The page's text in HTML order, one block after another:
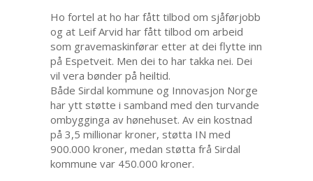
Ho fortel at ho har fått tilbod om sjåførjobb
og at Leif Arvid har fått tilbod om arbeid
som gravemaskinførar etter at dei flytte inn
på Espetveit. Men dei to har takka nei. Dei
vil vera bønder på heiltid.
Både Sirdal kommune og Innovasjon Norge
har ytt støtte i samband med den turvande
ombygginga av hønehuset. Av ein kostnad
på 3,5 millionar kroner, støtta IN med
900.000 kroner, medan støtta frå Sirdal
kommune var 450.000 kroner.